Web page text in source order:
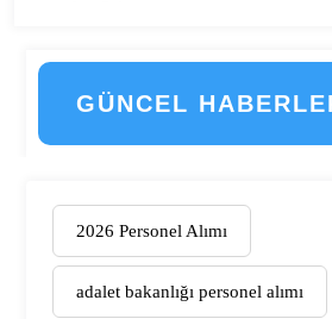
GÜNCEL
İşte Düzenlemenin
Kamu Hastanesi Personel
2026 Personel Alımı
adalet bakanlığı personel alımı